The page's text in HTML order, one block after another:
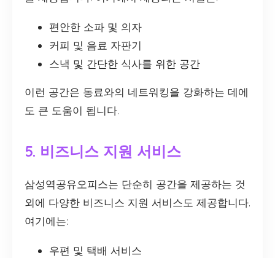
편안한 소파 및 의자
커피 및 음료 자판기
스낵 및 간단한 식사를 위한 공간
이런 공간은 동료와의 네트워킹을 강화하는 데에
도 큰 도움이 됩니다.
5. 비즈니스 지원 서비스
삼성역공유오피스는 단순히 공간을 제공하는 것
외에 다양한 비즈니스 지원 서비스도 제공합니다.
여기에는:
우편 및 택배 서비스